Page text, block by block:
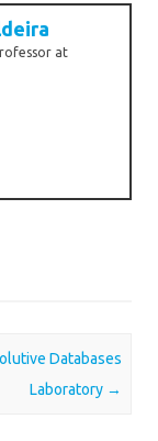
at
Databases
Laboratory →